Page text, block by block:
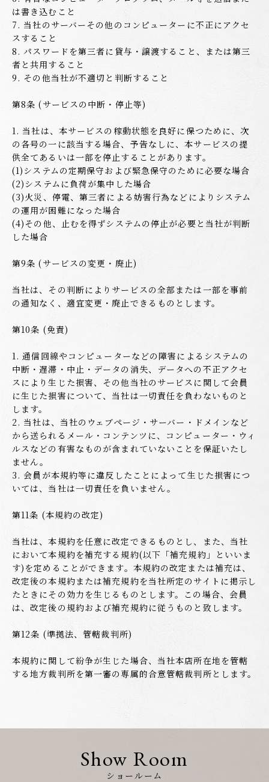
は書き込むこと
7. 当社のサーバーその他のコンピューターに不正にアクセ
スすること
8. パスワードを第三者に貸与・譲渡すること、または第三
者と共用すること
9. その他当社が不適切と判断すること
第8条 (サービスの中断・停止等)
1. 当社は、本サービスの稼動状態を良好に保つために、次
の各号の一に該当する場合、予告なしに、本サービスの提
供全てあるいは一部を停止することがあります。
(1)システムの定期保守および緊急保守のために必要な場合
(2)システムに負荷が集中した場合
(3)火災、停電、第三者による妨害行為などによりシステム
の運用が困難になった場合
(4)その他、止むを得ずシステムの停止が必要と当社が判断
した場合
第9条 (サービスの変更・廃止)
当社は、その判断によりサービスの全部または一部を事前
の通知なく、適宜変更・廃止できるものとします。
第10条 (免責)
1. 通信回線やコンピューターなどの障害によるシステムの
中断・遅滞・中止・データの消失、データへの不正アクセ
スにより生じた損害、その他当社のサービスに関して会員
に生じた損害について、当社は一切責任を負わないものと
します。
2. 当社は、当社のウェブページ・サーバー・ドメインなど
から送られるメール・コンテンツに、コンピューター・ウィ
ルスなどの有害なものが含まれていないことを保証いたし
ません。
3. 会員が本規約等に違反したことによって生じた損害につ
いては、当社は一切責任を負いません。
第11条 (本規約の改定)
当社は、本規約を任意に改定できるものとし、また、当社
において本規約を補充する規約(以下「補充規約」といいま
す)を定めることができます。本規約の改定または補充は、
改定後の本規約または補充規約を当社所定のサイトに掲示し
たときにその効力を生じるものとします。この場合、会員
は、改定後の規約および補充規約に従うものと致します。
第12条 (準拠法、管轄裁判所)
本規約に関して紛争が生じた場合、当社本店所在地を管轄
する地方裁判所を第一審の専属的合意管轄裁判所とします。
Show Room
ショールーム